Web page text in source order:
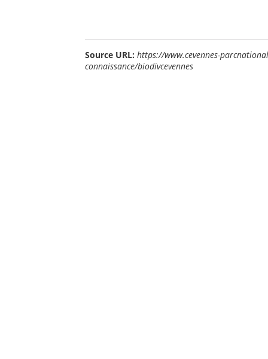
Source URL: https://www.cevennes-
connaissance/biodivcevennes